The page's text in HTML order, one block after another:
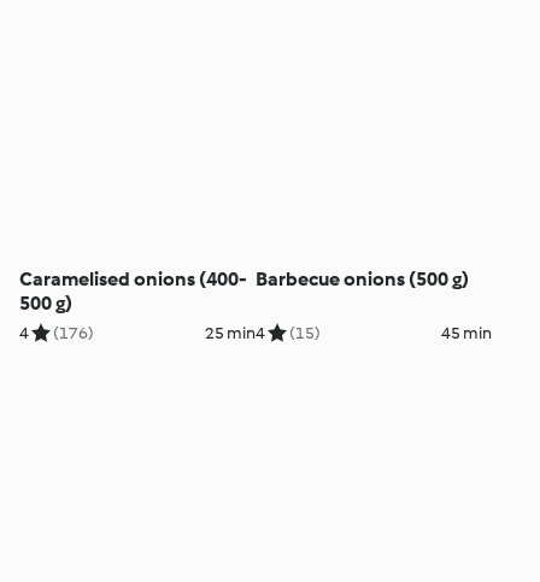
Caramelised onions (400-
500 g)
4 (176) 25 min
Barbecue onions (500 g)
4 (15) 45 min